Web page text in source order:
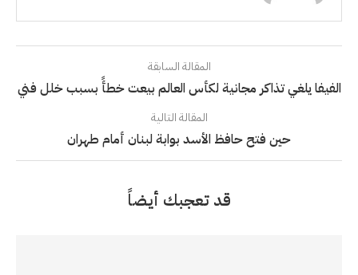
المقالة السابقة
الفيفا يلغي تذاكر مجانية لكأس العالم بيعت خطأً بسبب خلل فني
المقالة التالية
حين فتح حافظ الأسد بوابة لبنان أمام طهران
قد تعجبك أيضاً